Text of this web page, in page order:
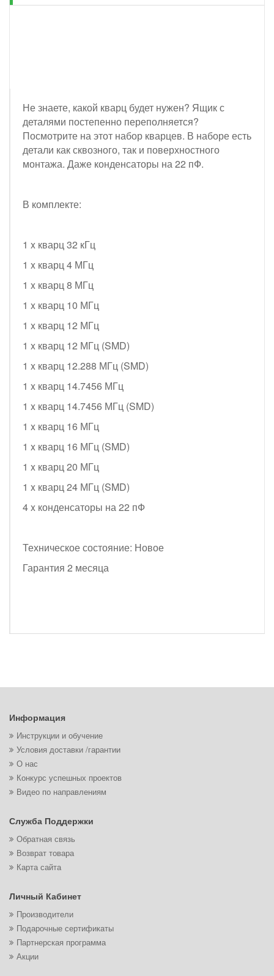
Не знаете, какой кварц будет нужен? Ящик с
деталями постепенно переполняется?
Посмотрите на этот набор кварцев. В наборе есть
детали как сквозного, так и поверхностного
монтажа. Даже конденсаторы на 22 пФ.
В комплекте:
1 x кварц 32 кГц
1 x кварц 4 МГц
1 x кварц 8 МГц
1 x кварц 10 МГц
1 x кварц 12 МГц
1 x кварц 12 МГц (SMD)
1 x кварц 12.288 МГц (SMD)
1 x кварц 14.7456 МГц
1 x кварц 14.7456 МГц (SMD)
1 x кварц 16 МГц
1 x кварц 16 МГц (SMD)
1 x кварц 20 МГц
1 x кварц 24 МГц (SMD)
4 x конденсаторы на 22 пФ
Техническое состояние: Новое
Гарантия 2 месяца
Информация
Инструкции и обучение
Условия доставки /гарантии
О нас
Конкурс успешных проектов
Видео по направлениям
Служба Поддержки
Обратная связь
Возврат товара
Карта сайта
Личный Кабинет
Производители
Подарочные сертификаты
Партнерская программа
Акции